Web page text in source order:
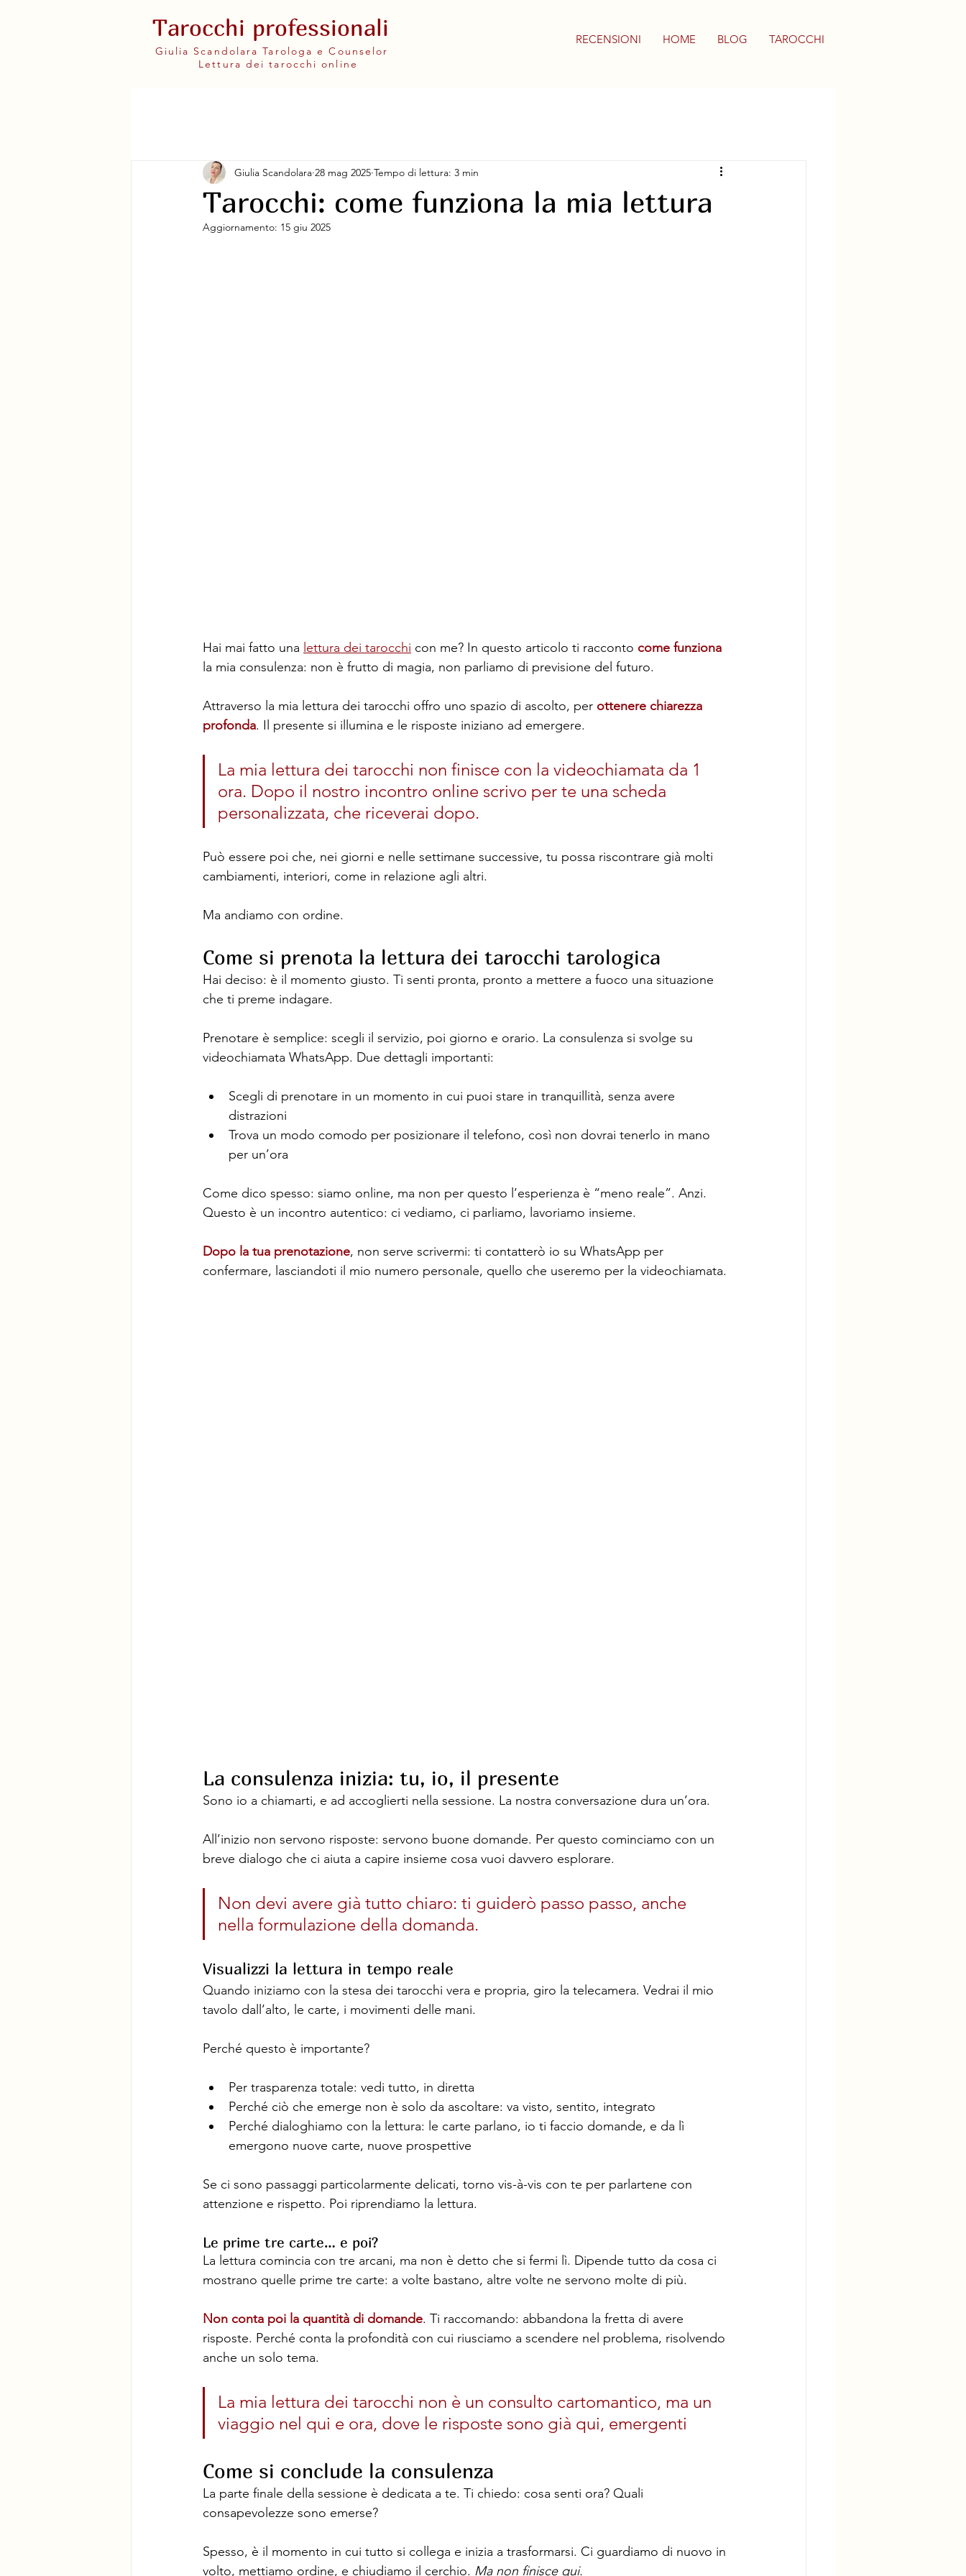
Tarocchi professionali
Giulia Scandolara Tarologa e Counselor
Lettura dei tarocchi online
RECENSIONI HOME BLOG TAROCCHI
Tarocchi: come funziona la mia lettura
Giulia Scandolara 28 mag 2025 Tempo di lettura: 3 min
Aggiornamento: 15 giu 2025
Hai mai fatto una lettura dei tarocchi con me? In questo articolo ti racconto come funziona
la mia consulenza: non è frutto di magia, non parliamo di previsione del futuro.
Attraverso la mia lettura dei tarocchi offro uno spazio di ascolto, per ottenere chiarezza
profonda. Il presente si illumina e le risposte iniziano ad emergere.
La mia lettura dei tarocchi non finisce con la videochiamata da 1
ora. Dopo il nostro incontro online scrivo per te una scheda
personalizzata, che riceverai dopo.
Può essere poi che, nei giorni e nelle settimane successive, tu possa riscontrare già molti
cambiamenti, interiori, come in relazione agli altri.
Ma andiamo con ordine.
Come si prenota la lettura dei tarocchi tarologica
Hai deciso: è il momento giusto. Ti senti pronta, pronto a mettere a fuoco una situazione
che ti preme indagare.
Prenotare è semplice: scegli il servizio, poi giorno e orario. La consulenza si svolge su
videochiamata WhatsApp. Due dettagli importanti:
Scegli di prenotare in un momento in cui puoi stare in tranquillità, senza avere
distrazioni
Trova un modo comodo per posizionare il telefono, così non dovrai tenerlo in mano
per un’ora
Come dico spesso: siamo online, ma non per questo l’esperienza è “meno reale”. Anzi.
Questo è un incontro autentico: ci vediamo, ci parliamo, lavoriamo insieme.
Dopo la tua prenotazione, non serve scrivermi: ti contatterò io su WhatsApp per
confermare, lasciandoti il mio numero personale, quello che useremo per la videochiamata.
La consulenza inizia: tu, io, il presente
Sono io a chiamarti, e ad accoglierti nella sessione. La nostra conversazione dura un’ora.
All’inizio non servono risposte: servono buone domande. Per questo cominciamo con un
breve dialogo che ci aiuta a capire insieme cosa vuoi davvero esplorare.
Non devi avere già tutto chiaro: ti guiderò passo passo, anche
nella formulazione della domanda.
Visualizzi la lettura in tempo reale
Quando iniziamo con la stesa dei tarocchi vera e propria, giro la telecamera. Vedrai il mio
tavolo dall’alto, le carte, i movimenti delle mani.
Perché questo è importante?
Per trasparenza totale: vedi tutto, in diretta
Perché ciò che emerge non è solo da ascoltare: va visto, sentito, integrato
Perché dialoghiamo con la lettura: le carte parlano, io ti faccio domande, e da lì
emergono nuove carte, nuove prospettive
Se ci sono passaggi particolarmente delicati, torno vis-à-vis con te per parlartene con
attenzione e rispetto. Poi riprendiamo la lettura.
Le prime tre carte… e poi?
La lettura comincia con tre arcani, ma non è detto che si fermi lì. Dipende tutto da cosa ci
mostrano quelle prime tre carte: a volte bastano, altre volte ne servono molte di più.
Non conta poi la quantità di domande. Ti raccomando: abbandona la fretta di avere
risposte. Perché conta la profondità con cui riusciamo a scendere nel problema, risolvendo
anche un solo tema.
La mia lettura dei tarocchi non è un consulto cartomantico, ma un
viaggio nel qui e ora, dove le risposte sono già qui, emergenti
Come si conclude la consulenza
La parte finale della sessione è dedicata a te. Ti chiedo: cosa senti ora? Quali
consapevolezze sono emerse?
Spesso, è il momento in cui tutto si collega e inizia a trasformarsi. Ci guardiamo di nuovo in
volto, mettiamo ordine, e chiudiamo il cerchio. Ma non finisce qui.